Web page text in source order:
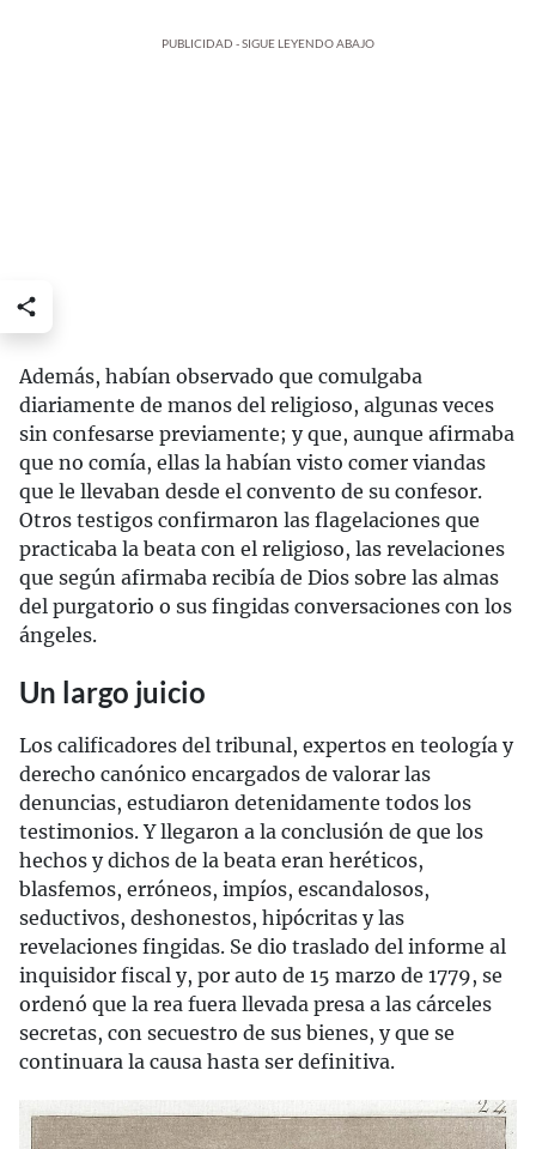
PUBLICIDAD - SIGUE LEYENDO ABAJO
Además, habían observado que comulgaba
diariamente de manos del religioso, algunas veces
sin confesarse previamente; y que, aunque afirmaba
que no comía, ellas la habían visto comer viandas
que le llevaban desde el convento de su confesor.
Otros testigos confirmaron las flagelaciones que
practicaba la beata con el religioso, las revelaciones
que según afirmaba recibía de Dios sobre las almas
del purgatorio o sus fingidas conversaciones con los
ángeles.
Un largo juicio
Los calificadores del tribunal, expertos en teología y
derecho canónico encargados de valorar las
denuncias, estudiaron detenidamente todos los
testimonios. Y llegaron a la conclusión de que los
hechos y dichos de la beata eran heréticos,
blasfemos, erróneos, impíos, escandalosos,
seductivos, deshonestos, hipócritas y las
revelaciones fingidas. Se dio traslado del informe al
inquisidor fiscal y, por auto de 15 marzo de 1779, se
ordenó que la rea fuera llevada presa a las cárceles
secretas, con secuestro de sus bienes, y que se
continuara la causa hasta ser definitiva.